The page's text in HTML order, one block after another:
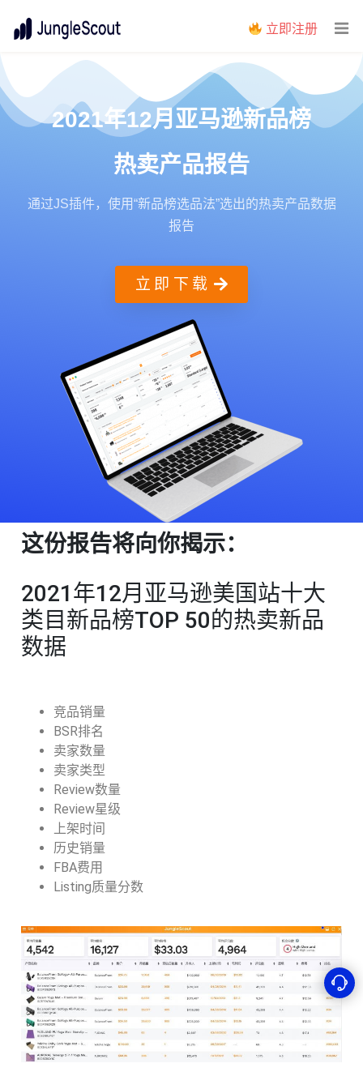
立即注册
2021年12月亚马逊新品榜
热卖产品报告
通过JS插件，使用“新品榜选品法”选出的热卖产品数据
报告
立即下载
这份报告将向你揭示：
2021年12月亚马逊美国站十大
类目新品榜TOP 50的热卖新品
数据
竞品销量
BSR排名
卖家数量
卖家类型
Review数量
Review星级
上架时间
历史销量
FBA费用
Listing质量分数